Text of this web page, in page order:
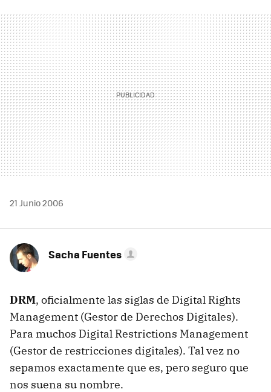
MAIL
21 Junio 2006
Sacha Fuentes
DRM, oficialmente las siglas de Digital Rights
Management (Gestor de Derechos Digitales).
Para muchos Digital Restrictions Management
(Gestor de restricciones digitales). Tal vez no
sepamos exactamente que es, pero seguro que
nos suena su nombre.